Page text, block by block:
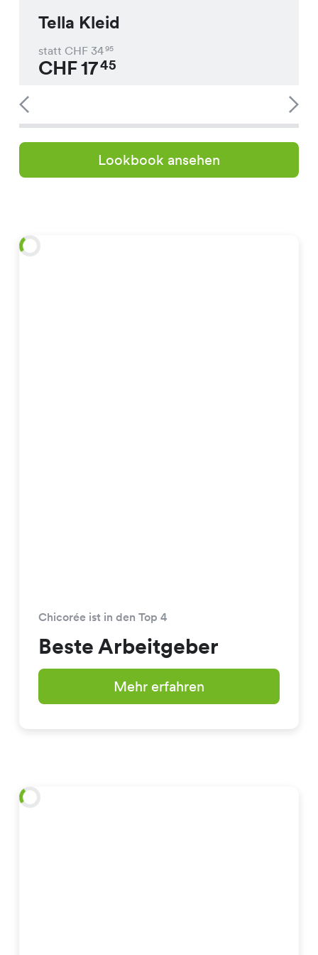
Tella Kleid
statt CHF 3495
CHF1745
Lookbook ansehen
Chicorée ist in den Top 4
Beste Arbeitgeber
Mehr erfahren